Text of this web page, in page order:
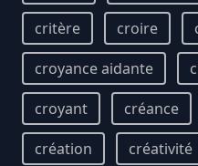
critère
croire
croyance aidante
croyant
créance
création
créativité